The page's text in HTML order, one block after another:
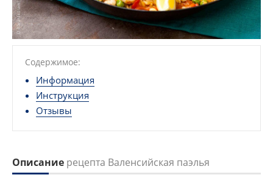
Содержимое:
Информация
Инструкция
Отзывы
Описание рецепта Валенсийская паэлья